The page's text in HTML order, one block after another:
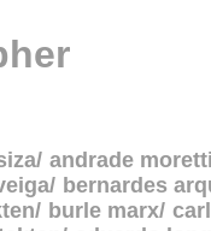
andrade
bernardes
burle marx